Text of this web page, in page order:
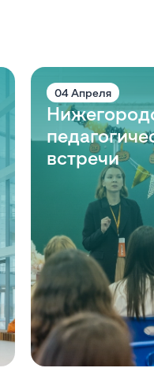
04 Апреля
встречи